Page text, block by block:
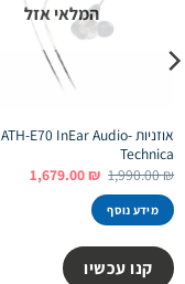
המלאי אזל
אוזניות ATH-E70 InEar Audio-
Technica
1,990.00₪ המחיר
היה:
1,990.00 ₪.
1,679.00₪ המחיר
מידע נוסף
קנו עכשיו